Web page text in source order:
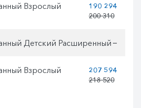
Взрослый
190 294
200 310
Детский Расширенный —
Взрослый
207 594
218 520